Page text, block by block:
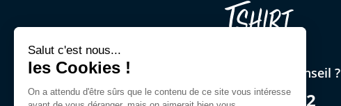
Une question ? Un conseil ?
03 44 54 00 92
Salut c'est nous...
les Cookies !
On a attendu d'être sûrs que le contenu de ce site vous intéresse